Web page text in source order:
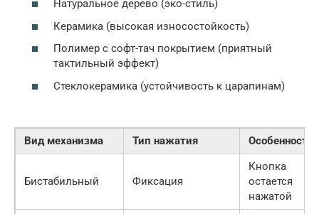
Натуральное дерево (эко-стиль)
Керамика (высокая износостойкость)
Полимер с софт-тач покрытием (приятный
тактильный эффект)
Стеклокерамика (устойчивость к царапинам)
Вид механизма Тип нажатия Особенность
Бистабильный Фиксация
Кнопка
остается
нажатой